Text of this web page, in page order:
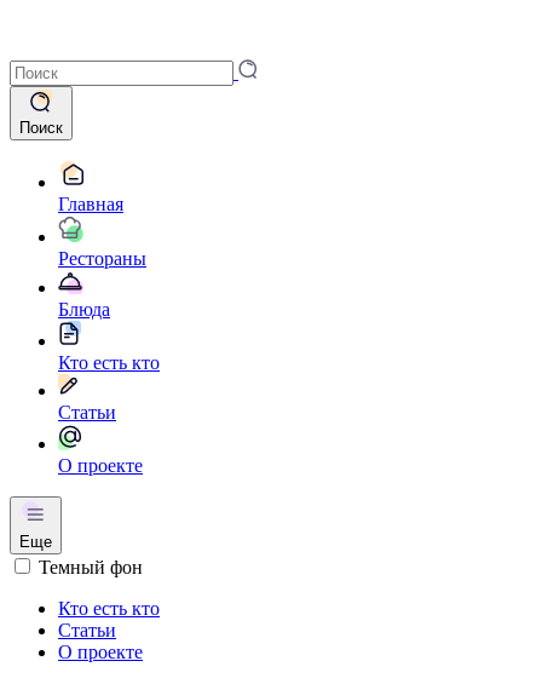
Поиск
Главная
Рестораны
Блюда
Кто есть кто
Статьи
О проекте
Еще
Темный фон
Кто есть кто
Статьи
О проекте